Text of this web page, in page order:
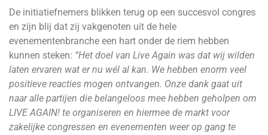
De initiatiefnemers blikken terug op een succesvol congres
en zijn blij dat zij vakgenoten uit de hele
evenementenbranche een hart onder de riem hebben
kunnen steken: “Het doel van Live Again was dat wij wilden
laten ervaren wat er nu wél al kan. We hebben enorm veel
positieve reacties mogen ontvangen. Onze dank gaat uit
naar alle partijen die belangeloos mee hebben geholpen om
LIVE AGAIN! te organiseren en hiermee de markt voor
zakelijke congressen en evenementen weer op gang te